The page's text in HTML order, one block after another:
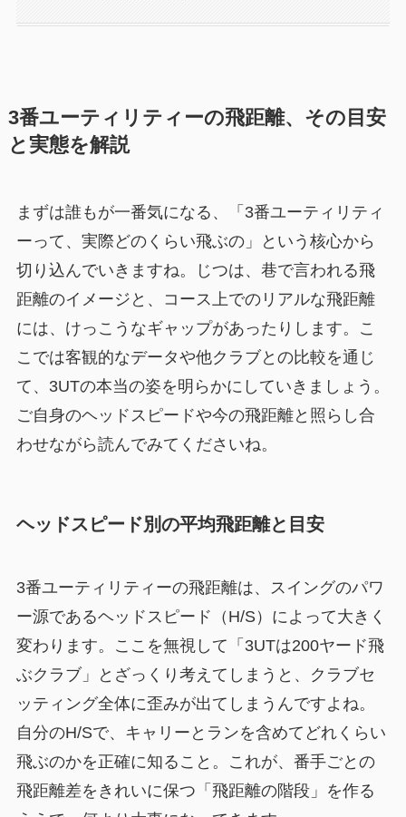
3番ユーティリティーの飛距離、その目安
と実態を解説
まずは誰もが一番気になる、「3番ユーティリティ
ーって、実際どのくらい飛ぶの」という核心から
切り込んでいきますね。じつは、巷で言われる飛
距離のイメージと、コース上でのリアルな飛距離
には、けっこうなギャップがあったりします。こ
こでは客観的なデータや他クラブとの比較を通じ
て、3UTの本当の姿を明らかにしていきましょう。
ご自身のヘッドスピードや今の飛距離と照らし合
わせながら読んでみてくださいね。
ヘッドスピード別の平均飛距離と目安
3番ユーティリティーの飛距離は、スイングのパワ
ー源であるヘッドスピード（H/S）によって大きく
変わります。ここを無視して「3UTは200ヤード飛
ぶクラブ」とざっくり考えてしまうと、クラブセ
ッティング全体に歪みが出てしまうんですよね。
自分のH/Sで、キャリーとランを含めてどれくらい
飛ぶのかを正確に知ること。これが、番手ごとの
飛距離差をきれいに保つ「飛距離の階段」を作る